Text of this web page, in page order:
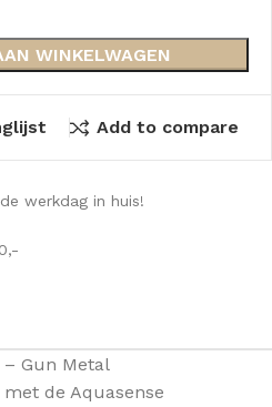
WINKELWAGEN
Add to compare
werkdag in huis!
– Gun Metal
de Aquasense